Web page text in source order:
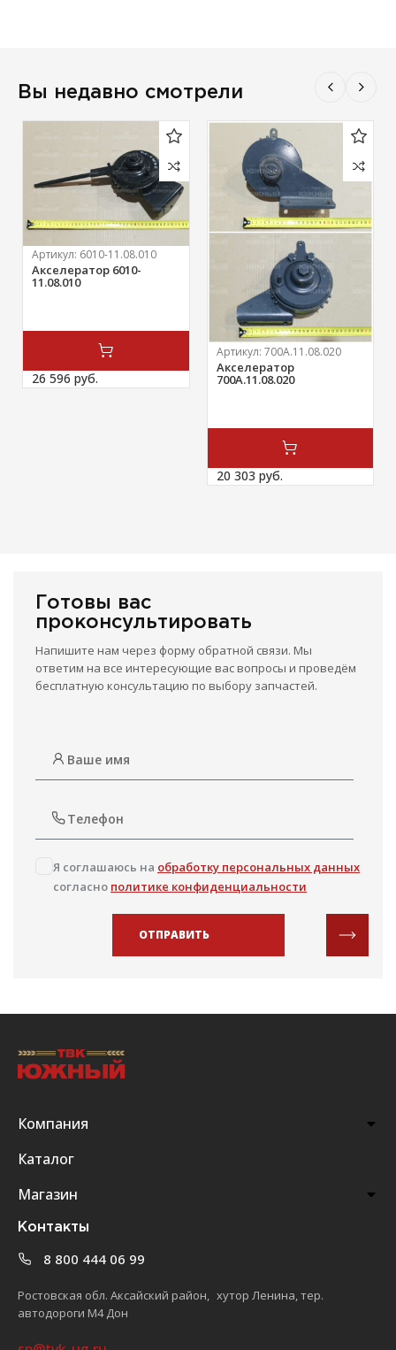
Вы недавно смотрели
Артикул: 6010-11.08.010
Акселератор 6010-
11.08.010
26 596 руб.
Артикул: 700А.11.08.020
Акселератор
700А.11.08.020
20 303 руб.
Готовы вас
проконсультировать
Напишите нам через форму обратной связи. Мы
ответим на все интересующие вас вопросы и проведём
бесплатную консультацию по выбору запчастей.
Я соглашаюсь на обработку персональных данных
согласно политике конфиденциальности
ОТПРАВИТЬ
Компания
Каталог
Магазин
Контакты
8 800 444 06 99
Ростовская обл. Аксайский район, хутор Ленина, тер.
автодороги М4 Дон